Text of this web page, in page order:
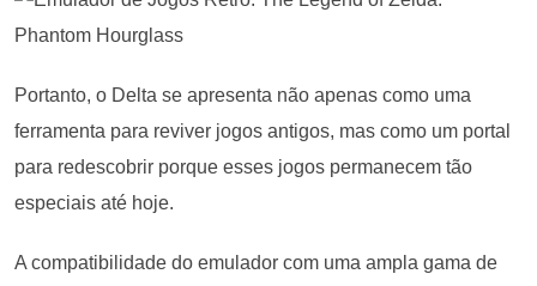
Portanto, o Delta se apresenta não apenas como uma
ferramenta para reviver jogos antigos, mas como um portal
para redescobrir porque esses jogos permanecem tão
especiais até hoje.
A compatibilidade do emulador com uma ampla gama de